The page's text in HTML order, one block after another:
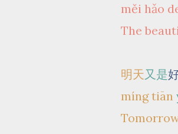
měi hǎo
The
明天又是
míng tiān